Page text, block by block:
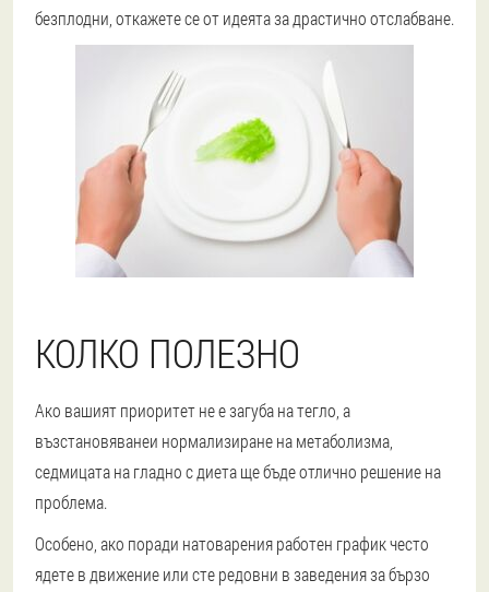
безплодни, откажете се от идеята за драстично отслабване.
КОЛКО ПОЛЕЗНО
Ако вашият приоритет не е загуба на тегло, а
възстановяванеи нормализиране на метаболизма,
седмицата на гладно с диета ще бъде отлично решение на
проблема.
Особено, ако поради натоварения работен график често
ядете в движение или сте редовни в заведения за бързо